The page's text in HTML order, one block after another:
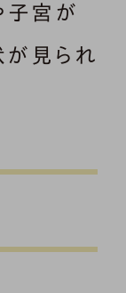
子宮が
が見られ